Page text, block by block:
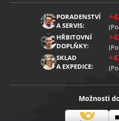
Obchodní podmínky
Reklamace
Zpracování osobních údajů
PORADENSTVÍ
A SERVIS:
HŘBITOVNÍ
DOPLŇKY:
SKLAD
A EXPEDICE:
Možnosti